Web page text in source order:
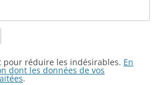
pour réduire les indésirables. En
dont les données de vos
.